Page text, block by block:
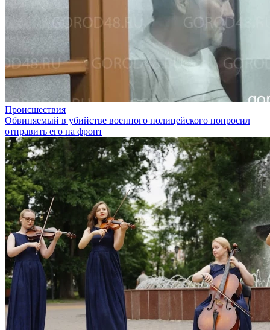
Происшествия
Обвиняемый в убийстве военного полицейского попросил
отправить его на фронт